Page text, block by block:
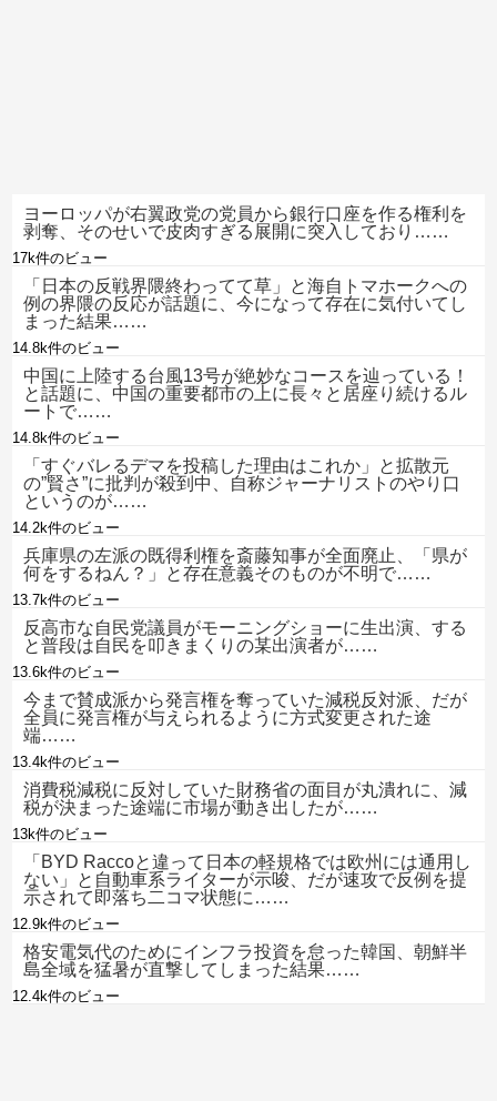
ヨーロッパが右翼政党の党員から銀行口座を作る権利を
剥奪、そのせいで皮肉すぎる展開に突入しており……
17k件のビュー
「日本の反戦界隈終わってて草」と海自トマホークへの
例の界隈の反応が話題に、今になって存在に気付いてし
まった結果……
14.8k件のビュー
中国に上陸する台風13号が絶妙なコースを辿っている！
と話題に、中国の重要都市の上に長々と居座り続けるル
ートで……
14.8k件のビュー
「すぐバレるデマを投稿した理由はこれか」と拡散元
の”賢さ”に批判が殺到中、自称ジャーナリストのやり口
というのが……
14.2k件のビュー
兵庫県の左派の既得利権を斎藤知事が全面廃止、「県が
何をするねん？」と存在意義そのものが不明で……
13.7k件のビュー
反高市な自民党議員がモーニングショーに生出演、する
と普段は自民を叩きまくりの某出演者が……
13.6k件のビュー
今まで賛成派から発言権を奪っていた減税反対派、だが
全員に発言権が与えられるように方式変更された途
端……
13.4k件のビュー
消費税減税に反対していた財務省の面目が丸潰れに、減
税が決まった途端に市場が動き出したが……
13k件のビュー
「BYD Raccoと違って日本の軽規格では欧州には通用し
ない」と自動車系ライターが示唆、だが速攻で反例を提
示されて即落ち二コマ状態に……
12.9k件のビュー
格安電気代のためにインフラ投資を怠った韓国、朝鮮半
島全域を猛暑が直撃してしまった結果……
12.4k件のビュー